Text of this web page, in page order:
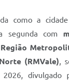
como a
segunda com
(RMVale),
divulgado